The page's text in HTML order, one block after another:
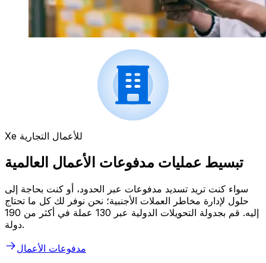
Xe للأعمال التجارية
تبسيط عمليات مدفوعات الأعمال العالمية
سواء كنت تريد تسديد مدفوعات عبر الحدود، أو كنت بحاجة إلى
حلول لإدارة مخاطر العملات الأجنبية؛ نحن نوفر لك كل ما تحتاج
إليه. قم بجدولة التحويلات الدولية عبر 130 عملة في أكثر من 190
دولة.
مدفوعات الأعمال